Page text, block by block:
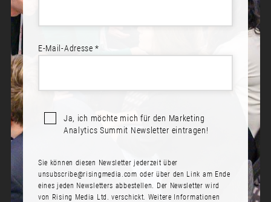
BEREIT ZUR TEILNAHME?
JETZT ANMELDEN
PROGRAMM ANSEHEN
E-Mail-Adresse *
Ja, ich möchte mich für den Marketing
Analytics Summit Newsletter eintragen!
Sie können diesen Newsletter jederzeit über
unsubscribe@risingmedia.com oder über den Link am Ende
eines jeden Newsletters abbestellen. Der Newsletter wird
von Rising Media Ltd. verschickt. Weitere Informationen